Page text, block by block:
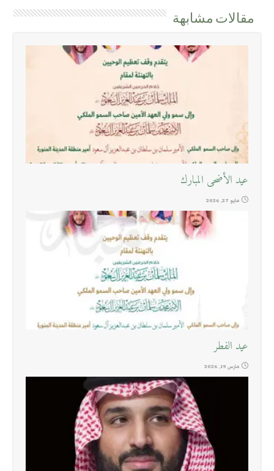
مقالات مشابهة
عيد الأضحى المبارك
مايو 27, 2026
عيد الفطر
مارس 19, 2026